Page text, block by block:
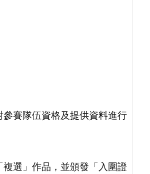
賽隊伍資格及提供資料進行
選」作品，並頒發「入圍證